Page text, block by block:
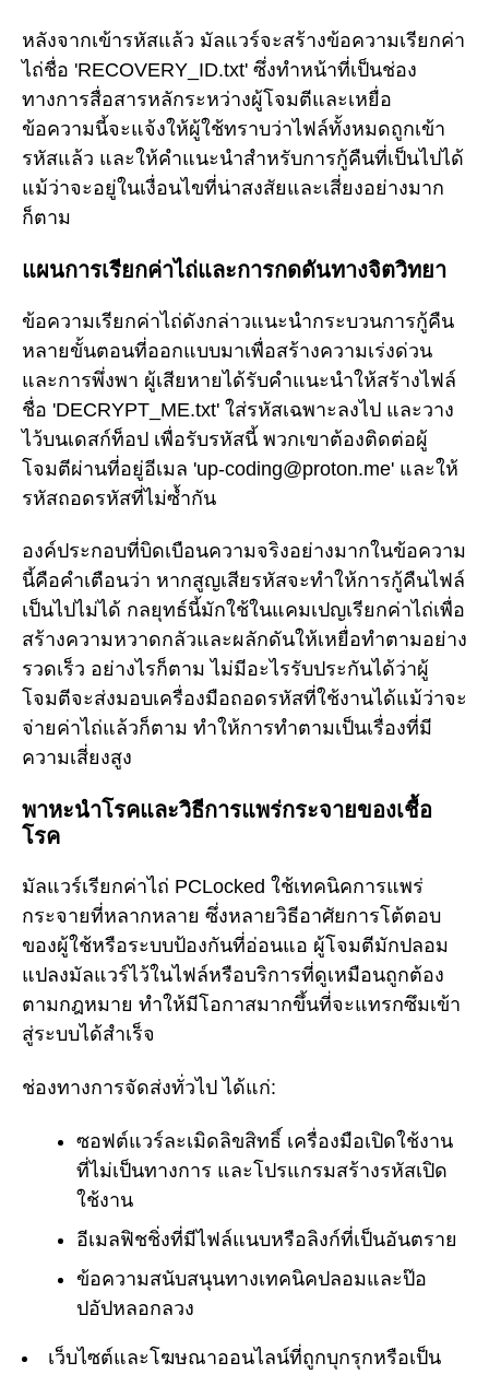
หลังจากเข้ารหัสแล้ว มัลแวร์จะสร้างข้อความเรียกค่า
ไถ่ชื่อ 'RECOVERY_ID.txt' ซึ่งทำหน้าที่เป็นช่อง
ทางการสื่อสารหลักระหว่างผู้โจมตีและเหยื่อ
ข้อความนี้จะแจ้งให้ผู้ใช้ทราบว่าไฟล์ทั้งหมดถูกเข้า
รหัสแล้ว และให้คำแนะนำสำหรับการกู้คืนที่เป็นไปได้
แม้ว่าจะอยู่ในเงื่อนไขที่น่าสงสัยและเสี่ยงอย่างมาก
ก็ตาม
แผนการเรียกค่าไถ่และการกดดันทางจิตวิทยา
ข้อความเรียกค่าไถ่ดังกล่าวแนะนำกระบวนการกู้คืน
หลายขั้นตอนที่ออกแบบมาเพื่อสร้างความเร่งด่วน
และการพึ่งพา ผู้เสียหายได้รับคำแนะนำให้สร้างไฟล์
ชื่อ 'DECRYPT_ME.txt' ใส่รหัสเฉพาะลงไป และวาง
ไว้บนเดสก์ท็อป เพื่อรับรหัสนี้ พวกเขาต้องติดต่อผู้
โจมตีผ่านที่อยู่อีเมล 'up-coding@proton.me' และให้
รหัสถอดรหัสที่ไม่ซ้ำกัน
องค์ประกอบที่บิดเบือนความจริงอย่างมากในข้อความ
นี้คือคำเตือนว่า หากสูญเสียรหัสจะทำให้การกู้คืนไฟล์
เป็นไปไม่ได้ กลยุทธ์นี้มักใช้ในแคมเปญเรียกค่าไถ่เพื่อ
สร้างความหวาดกลัวและผลักดันให้เหยื่อทำตามอย่าง
รวดเร็ว อย่างไรก็ตาม ไม่มีอะไรรับประกันได้ว่าผู้
โจมตีจะส่งมอบเครื่องมือถอดรหัสที่ใช้งานได้แม้ว่าจะ
จ่ายค่าไถ่แล้วก็ตาม ทำให้การทำตามเป็นเรื่องที่มี
ความเสี่ยงสูง
พาหะนำโรคและวิธีการแพร่กระจายของเชื้อ
โรค
มัลแวร์เรียกค่าไถ่ PCLocked ใช้เทคนิคการแพร่
กระจายที่หลากหลาย ซึ่งหลายวิธีอาศัยการโต้ตอบ
ของผู้ใช้หรือระบบป้องกันที่อ่อนแอ ผู้โจมตีมักปลอม
แปลงมัลแวร์ไว้ในไฟล์หรือบริการที่ดูเหมือนถูกต้อง
ตามกฎหมาย ทำให้มีโอกาสมากขึ้นที่จะแทรกซึมเข้า
สู่ระบบได้สำเร็จ
ช่องทางการจัดส่งทั่วไป ได้แก่:
ซอฟต์แวร์ละเมิดลิขสิทธิ์ เครื่องมือเปิดใช้งาน
ที่ไม่เป็นทางการ และโปรแกรมสร้างรหัสเปิด
ใช้งาน
อีเมลฟิชชิ่งที่มีไฟล์แนบหรือลิงก์ที่เป็นอันตราย
ข้อความสนับสนุนทางเทคนิคปลอมและป๊อ
ปอัปหลอกลวง
เว็บไซต์และโฆษณาออนไลน์ที่ถูกบุกรุกหรือเป็น